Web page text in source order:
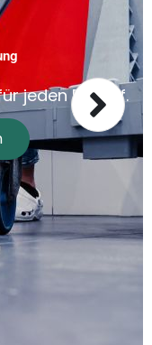
jeden Bedarf.